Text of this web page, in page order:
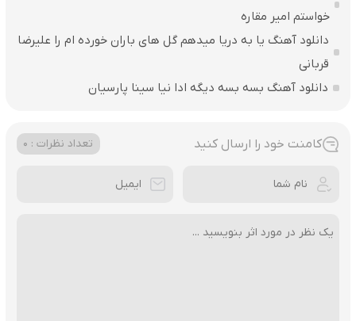
خواستم امیر مقاره
دانلود آهنگ یا به دریا میدهم گل های باران‌ خورده ام را علیرضا
قربانی
دانلود آهنگ بسه بسه دیگه ادا نیا سینا پارسیان
کامنت خود را ارسال کنید تعداد نظرات : 0